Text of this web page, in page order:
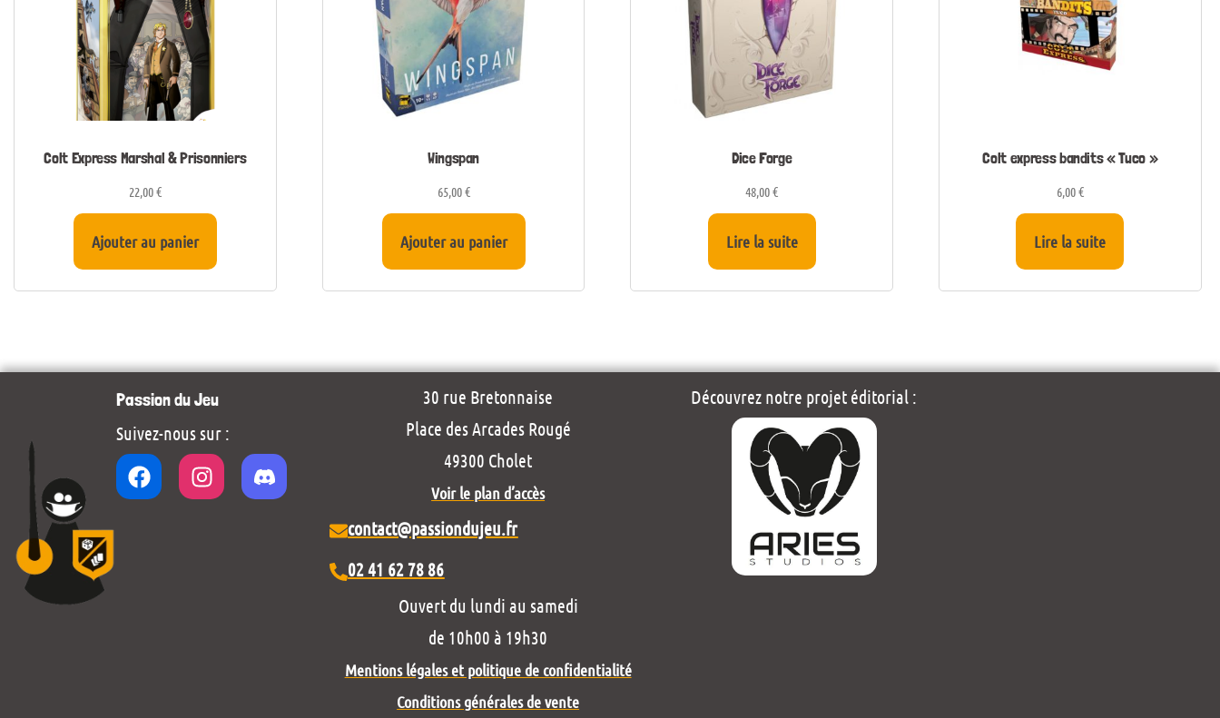
Colt Express Marshal & Prisonniers
22,00€
Ajouter au panier
Wingspan
65,00€
Ajouter au panier
Dice Forge
48,00€
Lire la suite
Colt express bandits « Tuco »
6,00€
Lire la suite
Passion du Jeu
Suivez-nous sur :
30 rue Bretonnaise
Place des Arcades Rougé
49300 Cholet
Voir le plan d’accès
contact@passiondujeu.fr
02 41 62 78 86
Ouvert du lundi au samedi
de 10h00 à 19h30
Découvrez notre projet éditorial :
Mentions légales et politique de confidentialité
Conditions générales de vente